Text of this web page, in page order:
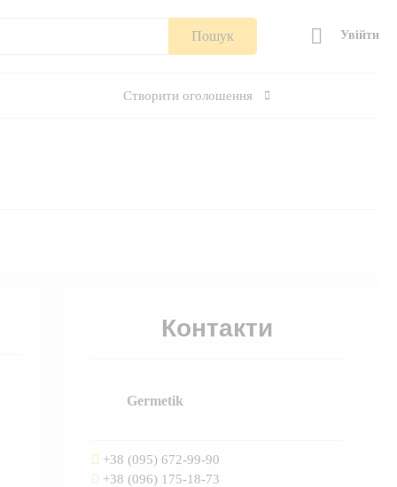
Пошук Увійти
Створити оголошення
Контакти
Germetik
+38 (095) 672-99-90
+38 (096) 175-18-73